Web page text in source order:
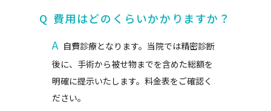
Q 費用はどのくらいかかりますか？
A 自費診療となります。当院では精密診断
後に、手術から被せ物までを含めた総額を
明確に提示いたします。料金表をご確認く
ださい。